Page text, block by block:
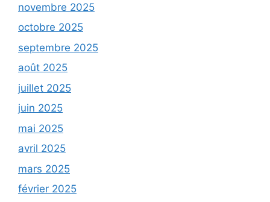
novembre 2025
octobre 2025
septembre 2025
août 2025
juillet 2025
juin 2025
mai 2025
avril 2025
mars 2025
février 2025